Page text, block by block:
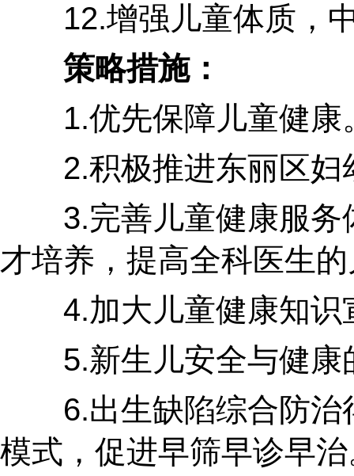
12.增强儿童体质，中
策略措施：
1.优先保障儿童健康。
2.积极推进东丽区妇幼
3.完善儿童健康服务体
才培养，提高全科医生
4.加大儿童健康知识宣
5.新生儿安全与健康的
6.出生缺陷综合防治得
模式，促进早筛早诊早